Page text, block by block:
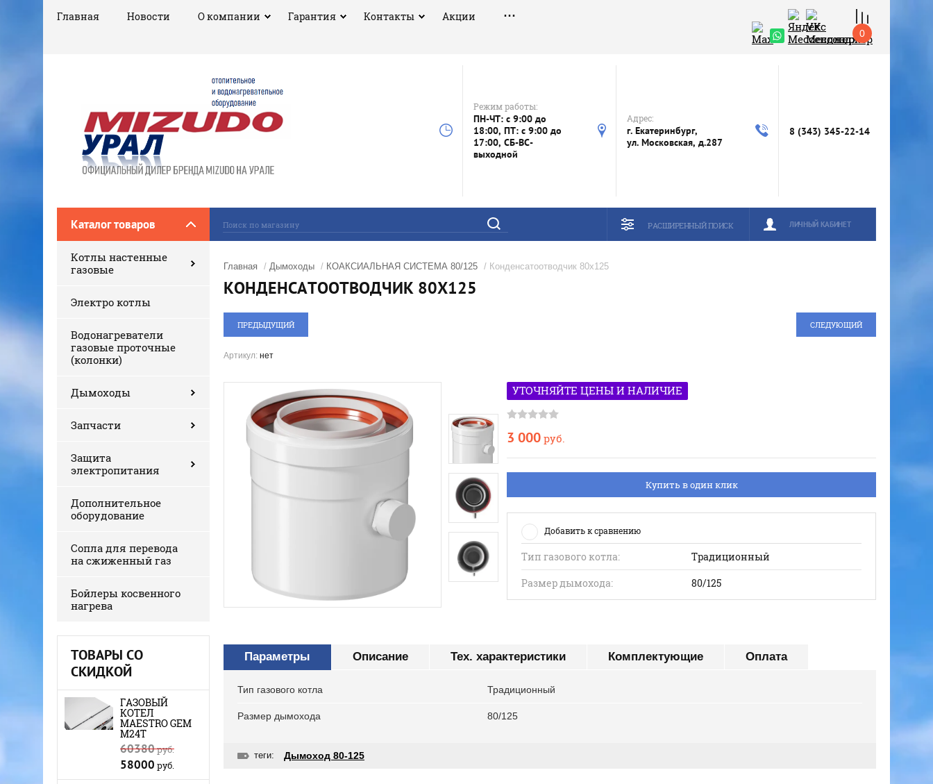
Главная Новости О компании Гарантия Контакты Акции
0
Режим работы:
ПН-ЧТ: с 9:00 до
18:00, ПТ: с 9:00 до
17:00, СБ-ВС-
выходной
Адрес:
г. Екатеринбург,
ул. Московская, д.287
8 (343) 345-22-14
Каталог товаров ЛИЧНЫЙ КАБИНЕТ
РАСШИРЕННЫЙ ПОИСК
Котлы настенные
газовые
Электро котлы
Водонагреватели
газовые проточные
(колонки)
Дымоходы
Запчасти
Защита
электропитания
Дополнительное
оборудование
Сопла для перевода
на сжиженный газ
Бойлеры косвенного
нагрева
ТОВАРЫ СО
СКИДКОЙ
ГАЗОВЫЙ
КОТЕЛ
MAESTRO GEM
M24Т
60380руб.
58000 руб.
Главная / Дымоходы / КОАКСИАЛЬНАЯ СИСТЕМА 80/125 / Конденсатоотводчик 80х125
КОНДЕНСАТООТВОДЧИК 80Х125
ПРЕДЫДУЩИЙ СЛЕДУЮЩИЙ
Артикул: нет
УТОЧНЯЙТЕ ЦЕНЫ И НАЛИЧИЕ
3 000 руб.
Купить в один клик
Добавить к сравнению
Тип газового котла:
Традиционный
Размер дымохода:
80/125
Параметры Описание Тех. характеристики Комплектующие Оплата
Тип газового котла Традиционный
Размер дымохода 80/125
теги: Дымоход 80-125